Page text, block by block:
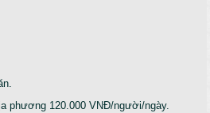
phương 120.000 VNĐ/người/ngày.